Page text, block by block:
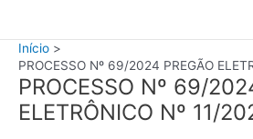
Início
PROCESSO Nº 69/2024 PREGÃO
PROCESSO Nº 69/
ELETRÔNICO Nº 11/